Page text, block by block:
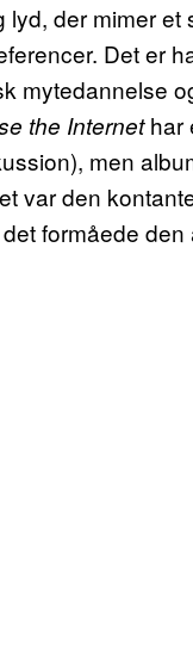
der mimer et
Det er
mytedannelse
the Internethar
men
var den
formåede